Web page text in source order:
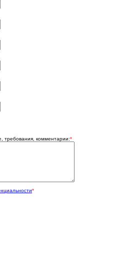
требования, комментарии:*
*